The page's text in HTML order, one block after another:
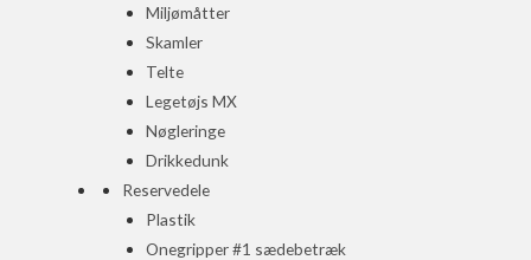
Miljømåtter
Skamler
Telte
Legetøjs MX
Nøgleringe
Drikkedunk
Reservedele
Plastik
Onegripper #1 sædebetræk